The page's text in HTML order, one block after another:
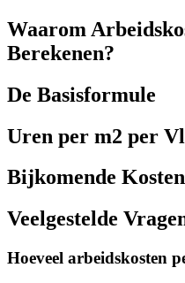
Waarom
Berekenen?
De Basisformule
Uren per m2 per
Bijkomende Kosten
Veelgestelde
Hoeveel arbeidskosten